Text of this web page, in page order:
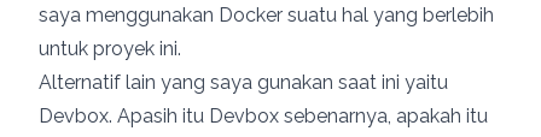
saya menggunakan Docker suatu hal yang berlebih
untuk proyek ini.
Alternatif lain yang saya gunakan saat ini yaitu
Devbox. Apasih itu Devbox sebenarnya, apakah itu